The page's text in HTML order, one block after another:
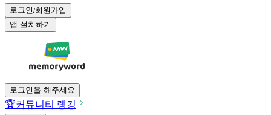
로그인/회원가입
앱 설치하기
로그인을 해주세요
🏆커뮤니티 랭킹